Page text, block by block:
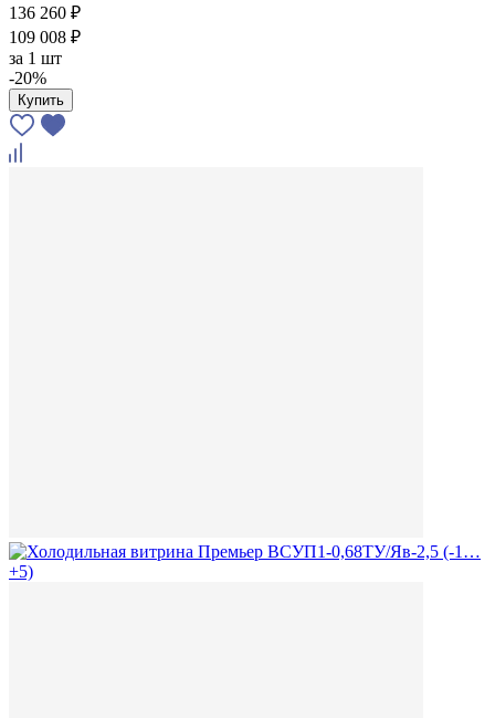
136 260 ₽
109 008 ₽
за 1 шт
-20%
Купить